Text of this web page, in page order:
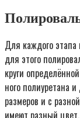
Для каж­до­го эта­па
для это­го
кру­ги
но­го поли­уре­та­на
раз­ме­ров и с